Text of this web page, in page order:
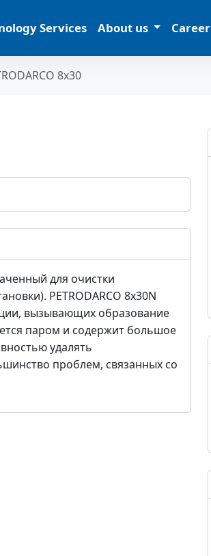
Services About us Career
8x30
для очистки
PETRODARCO 8x30N
вызывающих образование
паром и содержит большое
удалять
проблем, связанных со